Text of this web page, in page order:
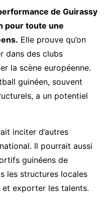
de Guirassy
pour toute une
Elle prouve qu’on
dans des clubs
la scène européenne.
guinéen, souvent
a un potentiel
inciter d’autres
Il pourrait aussi
guinéens de
les structures locales
exporter les talents.